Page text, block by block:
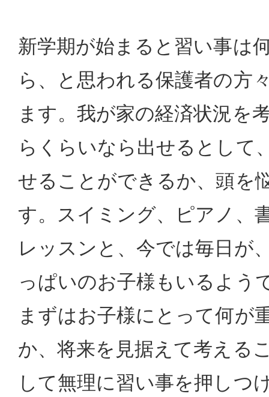
新学期が始まると習い事は
ら、と思われる保護者の方
ます。我が家の経済状況を
らくらいなら出せるとして
せることができるか、頭を
す。スイミング、ピアノ、
レッスンと、今では毎日が
っぱいのお子様もいるよう
まずはお子様にとって何が
か、将来を見据えて考える
して無理に習い事を押しつ